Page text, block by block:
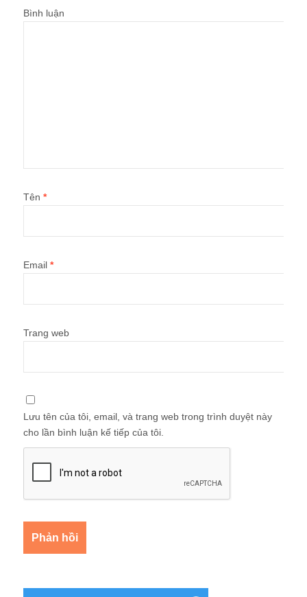
Bình luận
Tên *
Email *
Trang web
Lưu tên của tôi, email, và trang web trong trình duyệt này
cho lần bình luận kế tiếp của tôi.